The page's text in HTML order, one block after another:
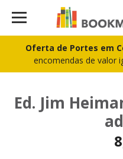
Oferta de Portes em
encomendas de valor
Ed. Jim